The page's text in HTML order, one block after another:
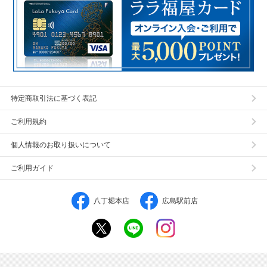
特定商取引法に基づく表記
ご利用規約
個人情報のお取り扱いについて
ご利用ガイド
八丁堀本店 広島駅前店